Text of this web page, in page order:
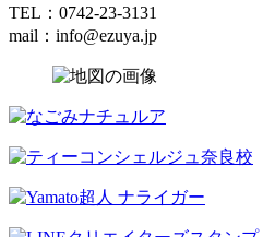
TEL：0742-23-3131
mail：info@ezuya.jp